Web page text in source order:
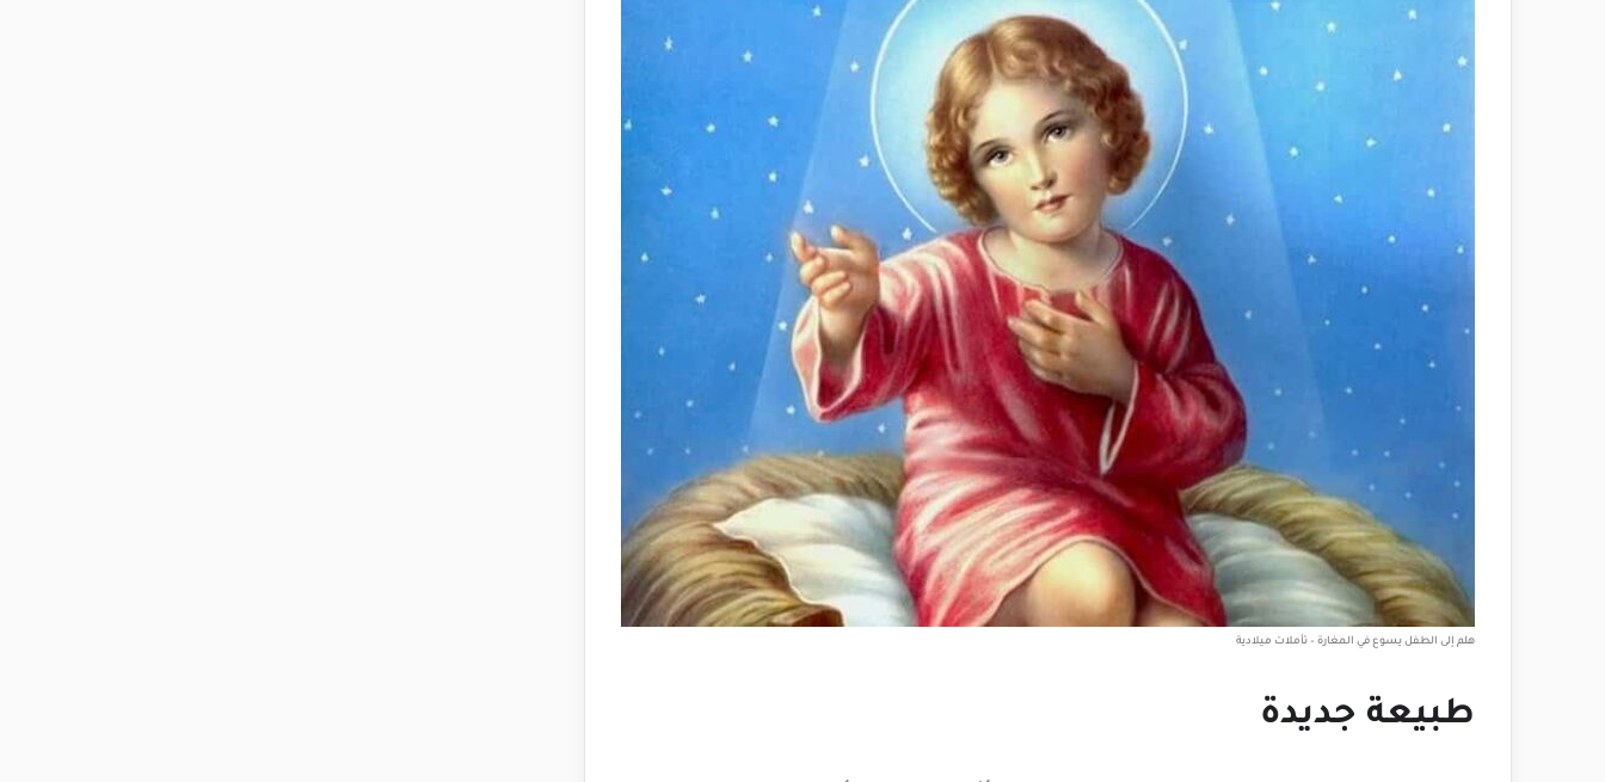
هلم إلى الطفل يسوع في المغارة – تأملات ميلادية
طبيعة جديدة